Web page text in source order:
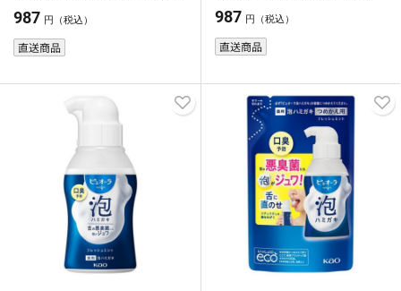
フローラルミント
987 円（税込）
直送商品
ト ９５ｇ
987 円（税込）
直送商品